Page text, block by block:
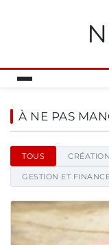
À NE PAS
TOUS
GESTION ET